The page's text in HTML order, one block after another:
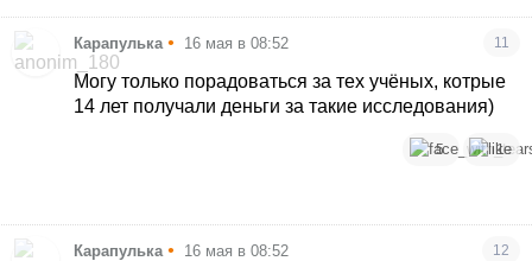
Карапулька • 16 мая в 08:52 11
Могу только порадоваться за тех учёных, котрые
14 лет получали деньги за такие исследования)
5 1
Карапулька • 16 мая в 08:52 12